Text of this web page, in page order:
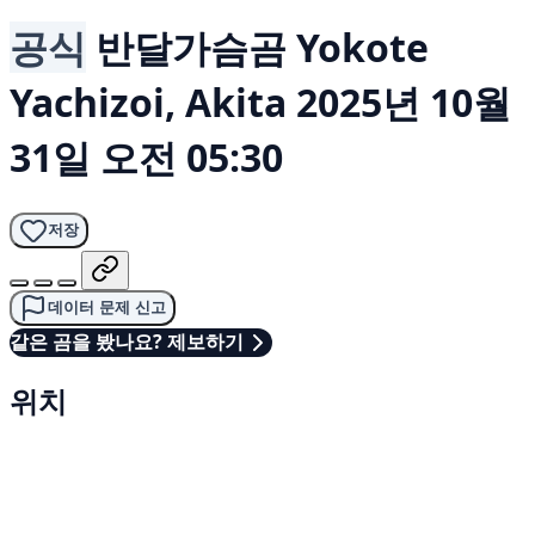
공식 반달가슴곰 Yokote
Yachizoi, Akita 2025년 10월
31일 오전 05:30
저장
데이터 문제 신고
같은 곰을 봤나요? 제보하기
위치